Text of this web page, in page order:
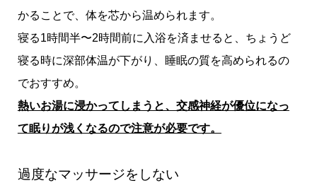
かることで、体を芯から温められます。
寝る1時間半〜2時間前に入浴を済ませると、ちょうど
寝る時に深部体温が下がり、睡眠の質を高められるの
でおすすめ。
熱いお湯に浸かってしまうと、交感神経が優位になっ
て眠りが浅くなるので注意が必要です。
過度なマッサージをしない